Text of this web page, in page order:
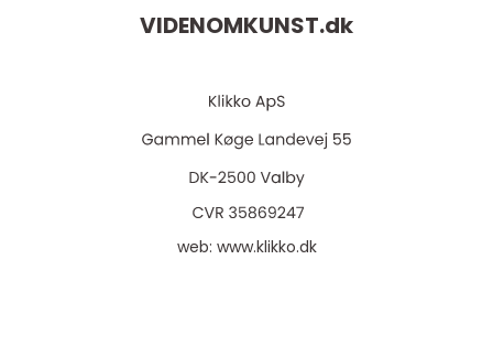
VIDENOMKUNST.dk
web: www.klikko.dk